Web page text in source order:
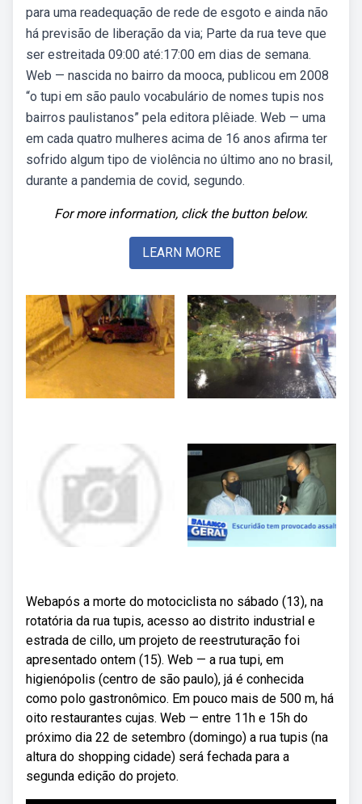
para uma readequação de rede de esgoto e ainda não
há previsão de liberação da via; Parte da rua teve que
ser estreitada 09:00 até:17:00 em dias de semana.
Web — nascida no bairro da mooca, publicou em 2008
“o tupi em são paulo vocabulário de nomes tupis nos
bairros paulistanos” pela editora plêiade. Web — uma
em cada quatro mulheres acima de 16 anos afirma ter
sofrido algum tipo de violência no último ano no brasil,
durante a pandemia de covid, segundo.
For more information, click the button below.
LEARN MORE
Webapós a morte do motociclista no sábado (13), na
rotatória da rua tupis, acesso ao distrito industrial e
estrada de cillo, um projeto de reestruturação foi
apresentado ontem (15). Web — a rua tupi, em
higienópolis (centro de são paulo), já é conhecida
como polo gastronômico. Em pouco mais de 500 m, há
oito restaurantes cujas. Web — entre 11h e 15h do
próximo dia 22 de setembro (domingo) a rua tupis (na
altura do shopping cidade) será fechada para a
segunda edição do projeto.